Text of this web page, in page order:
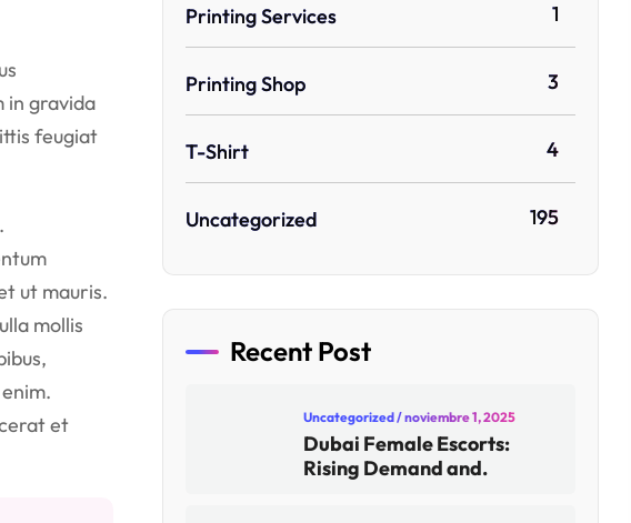
in gravida
feugiat
ut mauris.
mollis
et
Printing Services 1
Printing Shop 3
T-Shirt 4
Uncategorized 195
Recent Post
Uncategorized/ noviembre 1, 2025
Dubai Female Escorts:
Rising Demand and.